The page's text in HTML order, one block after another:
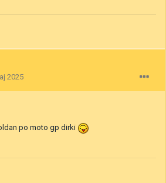
2025
po moto gp dirki